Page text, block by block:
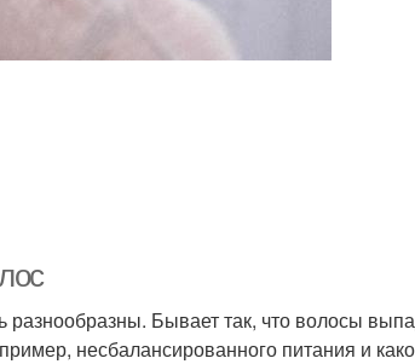
Бывает так, что волосы
несбалансированного питания и